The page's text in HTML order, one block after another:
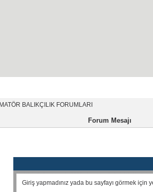
BALIKÇILIK FORUMLARI
Forum Mesajı
Giriş yapmadınız yada bu sayfayı görmek